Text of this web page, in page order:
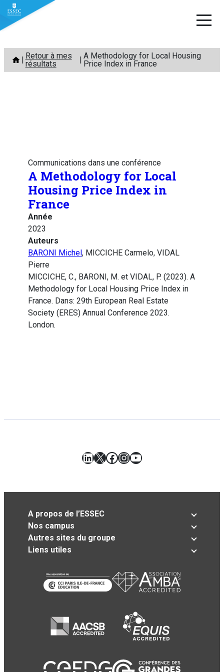
Aller
contenu
Retour à mes
résultats
A Methodology for Local Housing
Price Index in France
Communications dans une conférence
A Methodology for Local
Housing Price Index in
France
Année
2023
Auteurs
BARONI Michel , MICCICHE Carmelo, VIDAL
Pierre
MICCICHE, C., BARONI, M. et VIDAL, P. (2023). A
Methodology for Local Housing Price Index in
France. Dans: 29th European Real Estate
Society (ERES) Annual Conference 2023.
London.
LinkedIn
X Facebook
Instagram
YouTube
A propos de l’ESSEC
Nos campus
Autres sites du groupe
Liens utiles